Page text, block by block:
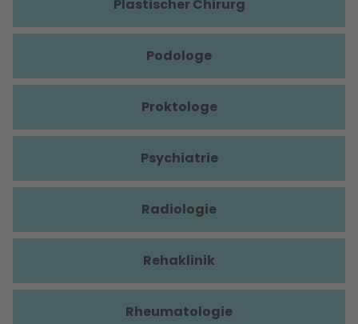
Plastischer Chirurg
Podologe
Proktologe
Psychiatrie
Radiologie
Rehaklinik
Rheumatologie